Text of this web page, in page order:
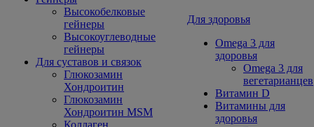
Высокобелковые
гейнеры
Высокоуглеводные
гейнеры
Для суставов и связок
Глюкозамин
Хондроитин
Глюкозамин
Хондроитин MSM
Коллаген
Для здоровья
Omega 3 для
здоровья
Omega 3 для
вегетарианцев
Витамин D
Витамины для
здоровья